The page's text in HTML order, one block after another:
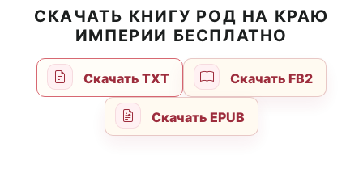
СКАЧАТЬ КНИГУ РОД НА КРАЮ
ИМПЕРИИ БЕСПЛАТНО
Скачать TXT Скачать FB2
Скачать EPUB